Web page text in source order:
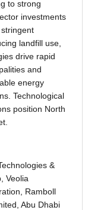
to strong
investments
landfill use,
drive rapid
and
energy
Technological
position North
&
Veolia
Ramboll
Abu Dhabi